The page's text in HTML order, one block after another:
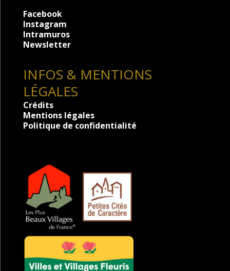
Facebook
Instagram
Intramuros
Newsletter
INFOS & MENTIONS
LÉGALES
Crédits
Mentions légales
Politique de confidentialité